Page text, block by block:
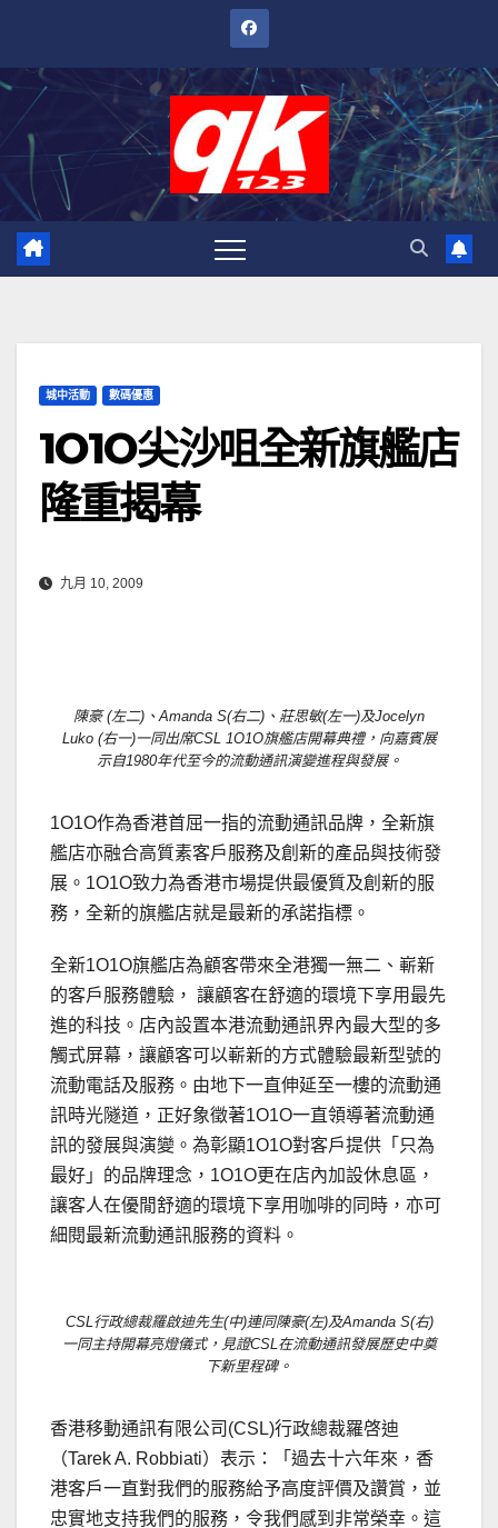
內
城中活動 數碼優惠
1O1O尖沙咀全新旗艦店
隆重揭幕
九月 10, 2009
陳豪 (左二)、Amanda S(右二)、莊思敏(左一)及Jocelyn
Luko (右一)一同出席CSL 1O1O旗艦店開幕典禮，向嘉賓展
示自1980年代至今的流動通訊演變進程與發展。
1O1O作為香港首屈一指的流動通訊品牌，全新旗
艦店亦融合高質素客戶服務及創新的產品與技術發
展。1O1O致力為香港市場提供最優質及創新的服
務，全新的旗艦店就是最新的承諾指標。
全新1O1O旗艦店為顧客帶來全港獨一無二、嶄新
的客戶服務體驗， 讓顧客在舒適的環境下享用最先
進的科技。店內設置本港流動通訊界內最大型的多
觸式屏幕，讓顧客可以嶄新的方式體驗最新型號的
流動電話及服務。由地下一直伸延至一樓的流動通
訊時光隧道，正好象徵著1O1O一直領導著流動通
訊的發展與演變。為彰顯1O1O對客戶提供「只為
最好」的品牌理念，1O1O更在店內加設休息區，
讓客人在優閒舒適的環境下享用咖啡的同時，亦可
細閱最新流動通訊服務的資料。
CSL行政總裁羅啟迪先生(中)連同陳豪(左)及Amanda S(右)
一同主持開幕亮燈儀式，見證CSL在流動通訊發展歷史中奠
下新里程碑。
香港移動通訊有限公司(CSL)行政總裁羅啓迪
（Tarek A. Robbiati）表示：「過去十六年來，香
港客戶一直對我們的服務給予高度評價及讚賞，並
忠實地支持我們的服務，令我們感到非常榮幸。這